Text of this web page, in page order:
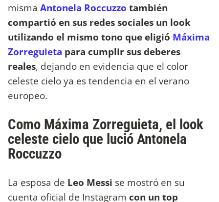
misma Antonela Roccuzzo también
compartió en sus redes sociales un look
utilizando el mismo tono que eligió Máxima
Zorreguieta para cumplir sus deberes
reales, dejando en evidencia que el color
celeste cielo ya es tendencia en el verano
europeo.
Como Máxima Zorreguieta, el look
celeste cielo que lució Antonela
Roccuzzo
La esposa de Leo Messi se mostró en su
cuenta oficial de Instagram con un top